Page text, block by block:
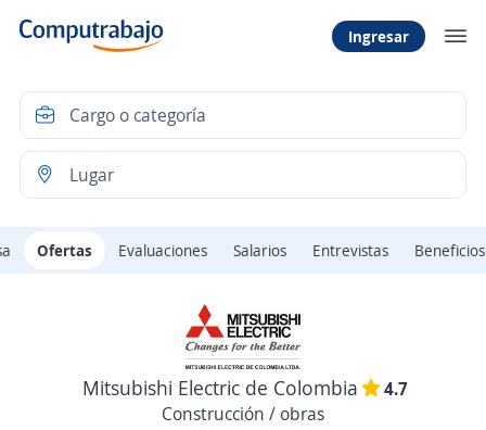
Ingresar
Ofertas Evaluaciones Salarios Entrevistas Beneficios
Mitsubishi Electric de Colombia
4.7
Construcción / obras